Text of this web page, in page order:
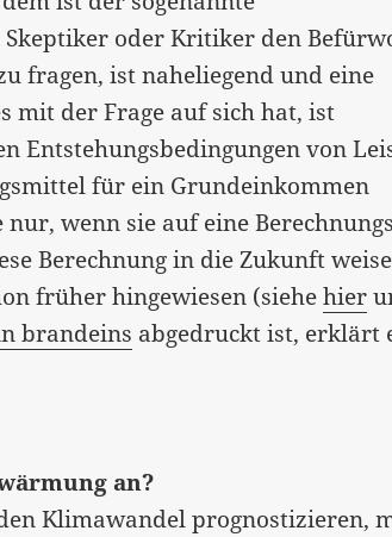
oder Kritiker den
fragen, ist naheliegend und eine
mit der Frage auf sich hat, ist
Entstehungsbedingungen von
für ein Grundeinkommen
wenn sie auf eine
Berechnung in die Zukunft
früher hingewiesen (siehehier
brandeins abgedruckt ist, erklärt
an?
Klimawandel prognostizieren,